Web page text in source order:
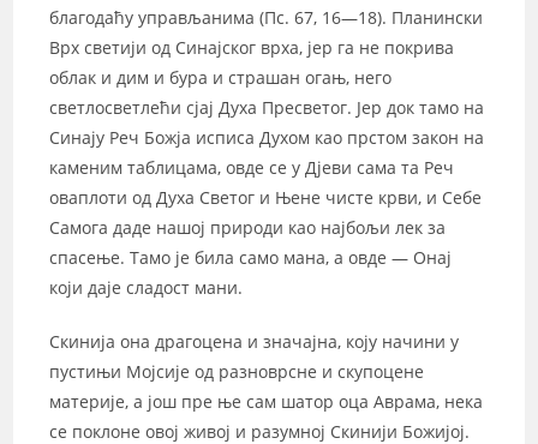
благодаћу управљанима (Пс. 67, 16—18). Планински
Врх светији од Синајског врха, јер га не покрива
облак и дим и бура и страшан огањ, него
светлосветлећи сјај Духа Пресветог. Јер док тамо на
Синају Реч Божја исписа Духом као прстом закон на
каменим таблицама, овде се у Дјеви сама та Реч
оваплоти од Духа Светог и Њене чисте крви, и Себе
Самога даде нашој природи као најбољи лек за
спасење. Тамо је била само мана, а овде — Онај
који даје сладост мани.
Скинија она драгоцена и значајна, коју начини у
пустињи Мојсије од разноврсне и скупоцене
материје, а још пре ње сам шатор оца Аврама, нека
се поклоне овој живој и разумној Скинији Божијој.